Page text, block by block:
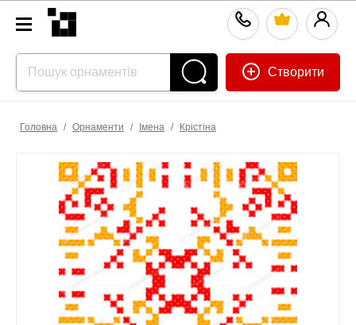
Створити
Головна / Орнаменти / Імена / Крістіна